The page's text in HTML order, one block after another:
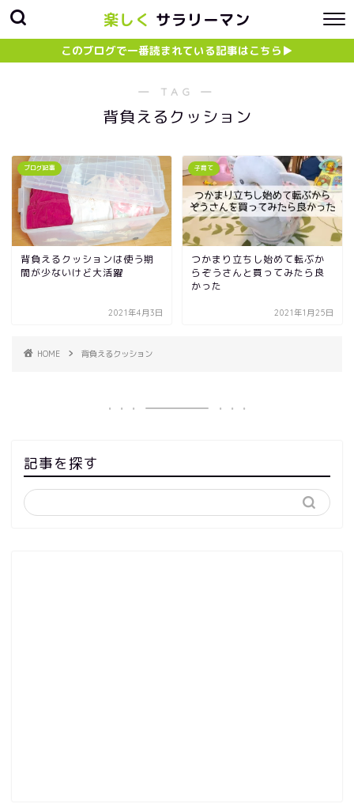
楽しく サラリーマン
このブログで一番読まれている記事はこちら▶︎
― TAG ―
背負えるクッション
ブログ記事
背負えるクッションは使う期
間が少ないけど大活躍
2021年4月3日
子育て
つかまり立ちし始めて転ぶか
らぞうさんと買ってみたら良
かった
2021年1月25日
HOME 背負えるクッション
記事を探す